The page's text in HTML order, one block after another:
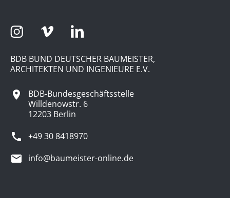
BDB BUND DEUTSCHER BAUMEISTER,
ARCHITEKTEN UND INGENIEURE E.V.
BDB-Bundesgeschäftsstelle
Willdenowstr. 6
12203 Berlin
+49 30 8418970
info@baumeister-online.de